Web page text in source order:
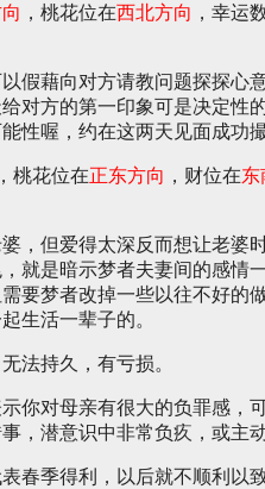
，桃花位在西北方向 ，幸运
假藉向对方请教问题探探心
对方的第一印象可是决定性
性喔，约在这两天见面成功
，桃花位在正东方向 ，财位在东
，但爱得太深反而想让老婆
就是暗示梦者夫妻间的感情
要梦者改掉一些以往不好的
生活一辈子的。
法持久，有亏损。
你对母亲有很大的负罪感，
，潜意识中非常负疚，或主动
春季得利，以后就不顺利以致